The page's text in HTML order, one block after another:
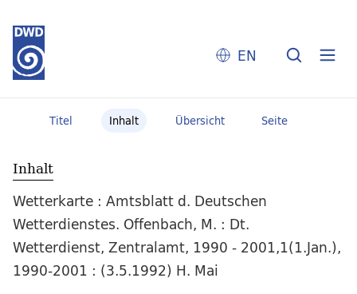
EN
Titel Inhalt Übersicht Seite
Inhalt
Wetterkarte : Amtsblatt d. Deutschen
Wetterdienstes. Offenbach, M. : Dt.
Wetterdienst, Zentralamt, 1990 - 2001,1(1.Jan.),
1990-2001 : (3.5.1992) H. Mai